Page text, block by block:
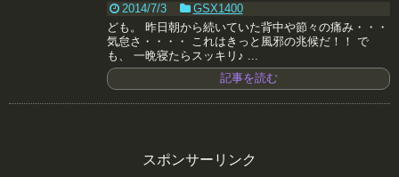
2014/7/3
GSX1400
ども。 昨日朝から続いていた背中や節々の痛み・・・
気怠さ・・・・ これはきっと風邪の兆候だ！！ で
も、 一晩寝たらスッキリ♪ ...
記事を読む
スポンサーリンク